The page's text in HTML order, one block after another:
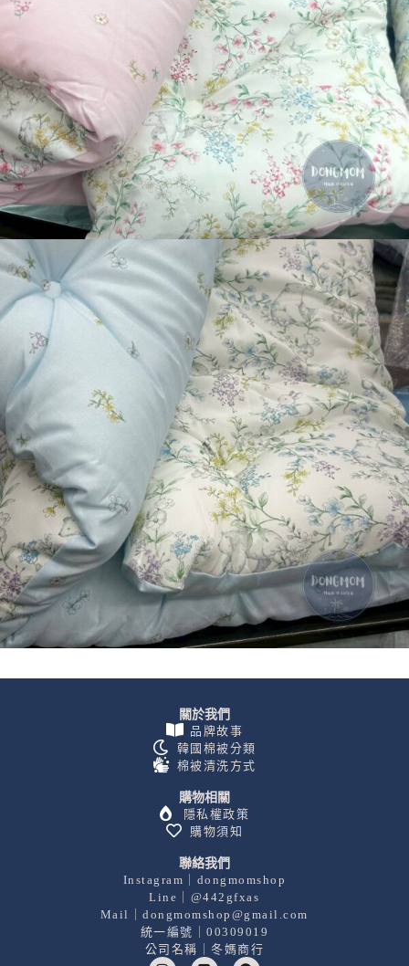
關於我們
品牌故事
韓國棉被分類
棉被清洗方式
購物相關
隱私權政策
購物須知
聯絡我們
Instagram｜dongmomshop
Line｜@442gfxas
Mail｜dongmomshop@gmail.com
統一編號｜00309019
公司名稱｜冬媽商行